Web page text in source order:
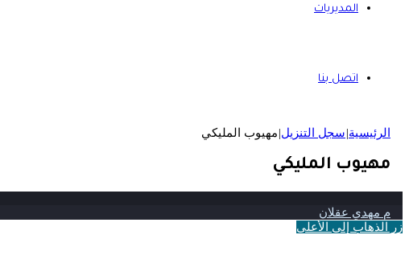
المديريات
اتصل بنا
الرئيسية|سجل التنزيل|مهيوب المليكي
مهيوب المليكي
م مهدي عقلان
زر الذهاب إلى الأعلى